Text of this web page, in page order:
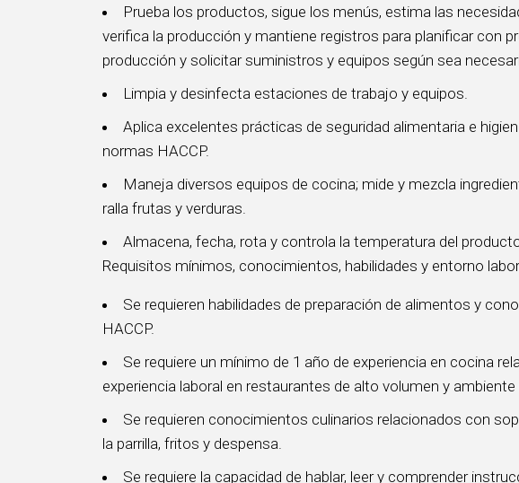
Prueba los productos, sigue los menús, estima las
verifica la producción y mantiene registros para planificar con
producción y solicitar suministros y equipos según sea
Limpia y desinfecta estaciones de trabajo y equipos.
Aplica excelentes prácticas de seguridad alimentaria e
normas HACCP.
Maneja diversos equipos de cocina; mide y mezcla
ralla frutas y verduras.
Almacena, fecha, rota y controla la temperatura del
Requisitos mínimos, conocimientos, habilidades y entorno
Se requieren habilidades de preparación de alimentos y
HACCP.
Se requiere un mínimo de 1 año de experiencia en cocina
experiencia laboral en restaurantes de alto volumen y
Se requieren conocimientos culinarios relacionados con
la parrilla, fritos y despensa.
Se requiere la capacidad de hablar, leer y comprender